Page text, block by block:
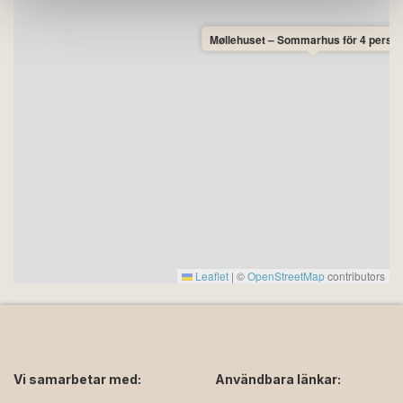
Møllehuset – Sommarhus för 4
Leaflet | ©OpenStreetMapcontributors
Vi samarbetar med: Användbara länkar: